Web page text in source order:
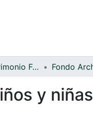
Archivo del Patrimonio Fotográfico y Fílmico del Valle del Cauca
y niñas